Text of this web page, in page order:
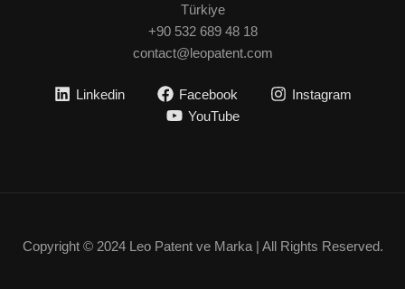
Türkiye
+90 532 689 48 18
contact@leopatent.com
Linkedin Facebook
Instagram
YouTube
Copyright © 2024 Leo Patent ve Marka | All Rights Reserved.